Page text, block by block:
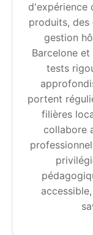
d'expérience
produits, des
gestion
Barcelone
tests
portent
filières
collabore